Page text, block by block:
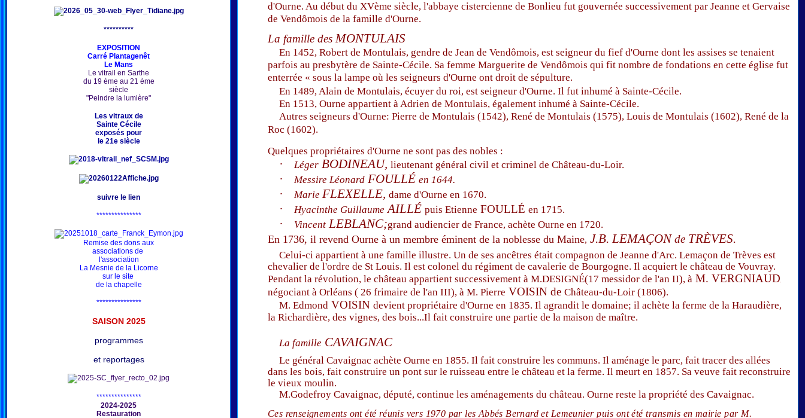
**********
EXPOSITION
Carré Plantagenêt
Le Mans
Le vitrail en Sarthe
du 19 ème au 21 ème
siècle
"Peindre la lumière"
Les vitraux de
Sainte Cécile
exposés pour
le 21e siècle
suivre le lien
***************
Remise des dons aux
associations de
l'association
La Mesnie de la Licorne
sur le site
de la chapelle
***************
SAISON 2025
programmes
et reportages
***************
2024-2025
Restauration
d'Ourne. Au début du XVème siècle, l'abbaye cistercienne de Bonlieu fut gouvernée successivement par Jeanne et Gervaise
de Vendômois de la famille d'Ourne.
La famille desMONTULAIS
En 1452, Robert de Montulais, gendre de Jean de Vendômois, est seigneur du fief d'Ourne dont les assises se tenaient
parfois au presbytère de Sainte-Cécile. Sa femme Marguerite de Vendômois qui fit nombre de fondations en cette église fut
enterrée « sous la lampe où les seigneurs d'Ourne ont droit de sépulture.
En 1489, Alain de Montulais, écuyer du roi, est seigneur d'Ourne. Il fut inhumé à Sainte-Cécile.
En 1513, Ourne appartient à Adrien de Montulais, également inhumé à Sainte-Cécile.
Autres seigneurs d'Ourne: Pierre de Montulais (1542), René de Montulais (1575), Louis de Montulais (1602), René de la
Roc (1602).
Quelques propriétaires d'Ourne ne sont pas des nobles :
· Léger BODINEAU,lieutenant général civil et criminel de Château-du-Loir.
· Messire Léonard FOULLÉen 1644.
· MarieFLEXELLE,dame d'Ourne en 1670.
· Hyacinthe Guillaume AILLÉpuis Etienne FOULLÉen 1715.
· Vincent LEBLANC;grand audiencier de France, achète Ourne en 1720.
En 1736, il revend Ourne à un membre éminent de la noblesse du Maine, J.B. LEMAÇONde TRÈVES.
Celui-ci appartient à une famille illustre. Un de ses ancêtres était compagnon de Jeanne d'Arc. Lemaçon de Trèves est
chevalier de l'ordre de St Louis. Il est colonel du régiment de cavalerie de Bourgogne. Il acquiert le château de Vouvray.
Pendant la révolution, le château appartient successivement à M.DESIGNÉ(17 messidor de l'an II), à M. VERGNIAUD ,
négociant à Orléans ( 26 frimaire de l'an III), à M. Pierre VOISIN de Château-du-Loir (1806).
M. EdmondVOISIN devient propriétaire d'Ourne en 1835. Il agrandit le domaine; il achète la ferme de la Haraudière,
la Richardière, des vignes, des bois...Il fait construire une partie de la maison de maître.
La familleCAVAIGNAC
Le général Cavaignac achète Ourne en 1855. Il fait construire les communs. Il aménage le parc, fait tracer des allées
dans les bois, fait construire un pont sur le ruisseau entre le château et la ferme. Il meurt en 1857. Sa veuve fait reconstruire
le vieux moulin.
M.Godefroy Cavaignac, député, continue les aménagements du château. Ourne reste la propriété des Cavaignac.
Ces renseignements ont été réunis vers 1970 par les Abbés Bernard et Lemeunier puis ont été transmis en mairie par M.